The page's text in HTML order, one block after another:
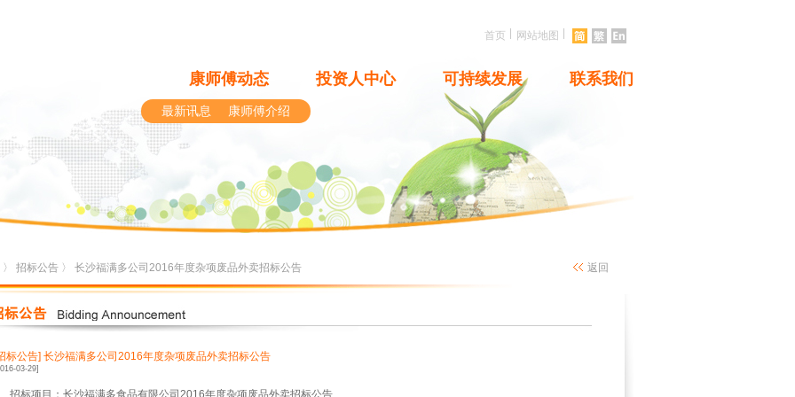
首页 网站地图
康师傅动态 投资人中心 可持续发展 联系我们
最新讯息 康师傅介绍
〉 招标公告 〉 长沙福满多公司2016年度杂项废品外卖招标公告 返回
标公告] 长沙福满多公司2016年度杂项废品外卖招标公告
03-29]
招标项目：长沙福满多食品有限公司2016年度杂项废品外卖招标公告